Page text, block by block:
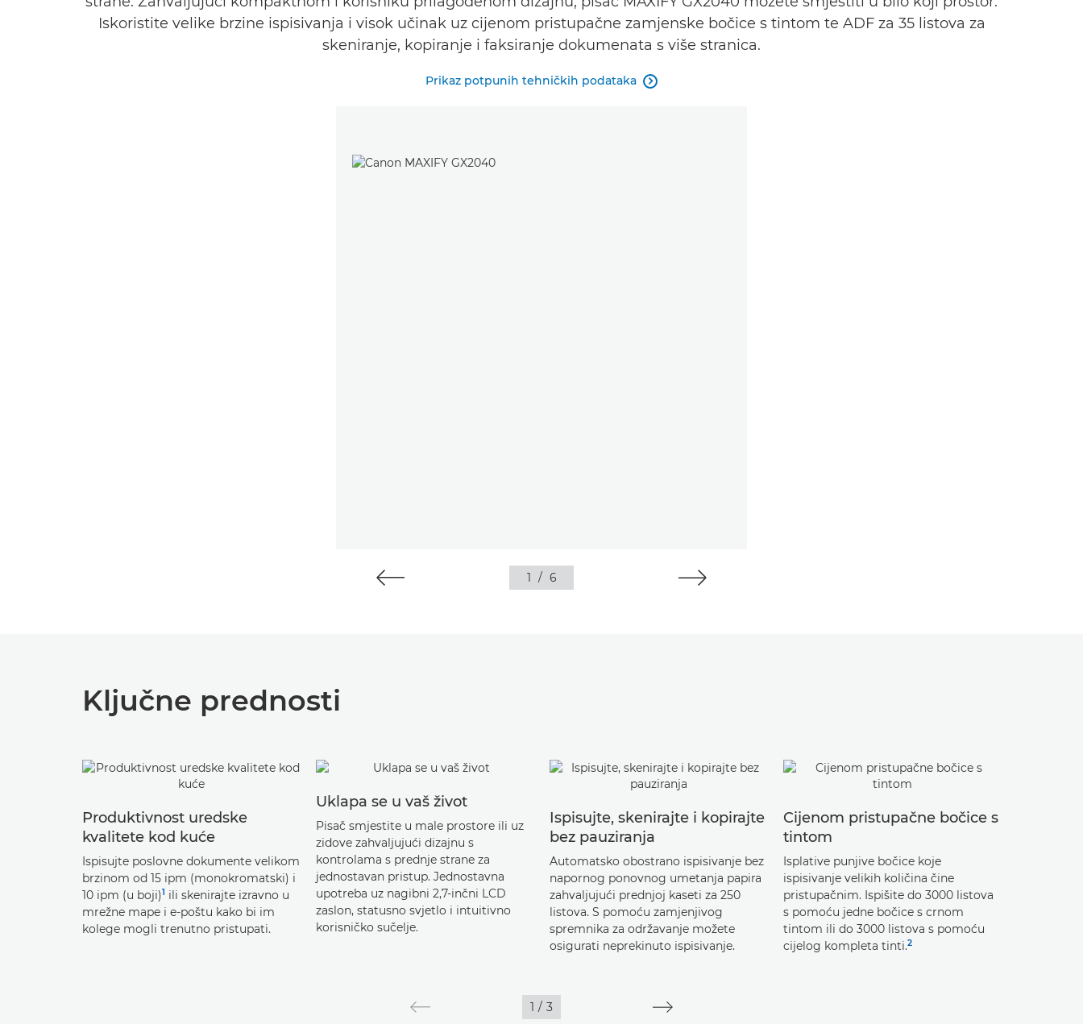
Iskoristite velike brzine ispisivanja i visok učinak uz cijenom pristupačne zamjenske bočice s tintom te ADF za 35 listova za
skeniranje, kopiranje i faksiranje dokumenata s više stranica.
Prikaz potpunih tehničkih podataka 
1 / 6
Ključne prednosti
Produktivnost uredske
kvalitete kod kuće
Ispisujte poslovne dokumente velikom
brzinom od 15 ipm (monokromatski) i
10 ipm (u boji)1 ili skenirajte izravno u
mrežne mape i e-poštu kako bi im
kolege mogli trenutno pristupati.
Uklapa se u vaš život
Pisač smjestite u male prostore ili uz
zidove zahvaljujući dizajnu s
kontrolama s prednje strane za
jednostavan pristup. Jednostavna
upotreba uz nagibni 2,7-inčni LCD
zaslon, statusno svjetlo i intuitivno
korisničko sučelje.
Ispisujte, skenirajte i kopirajte
bez pauziranja
Automatsko obostrano ispisivanje bez
napornog ponovnog umetanja papira
zahvaljujući prednjoj kaseti za 250
listova. S pomoću zamjenjivog
spremnika za održavanje možete
osigurati neprekinuto ispisivanje.
Cijenom pristupačne bočice s
tintom
Isplative punjive bočice koje
ispisivanje velikih količina čine
pristupačnim. Ispišite do 3000 listova
s pomoću jedne bočice s crnom
tintom ili do 3000 listova s pomoću
cijelog kompleta tinti.2
1 / 3